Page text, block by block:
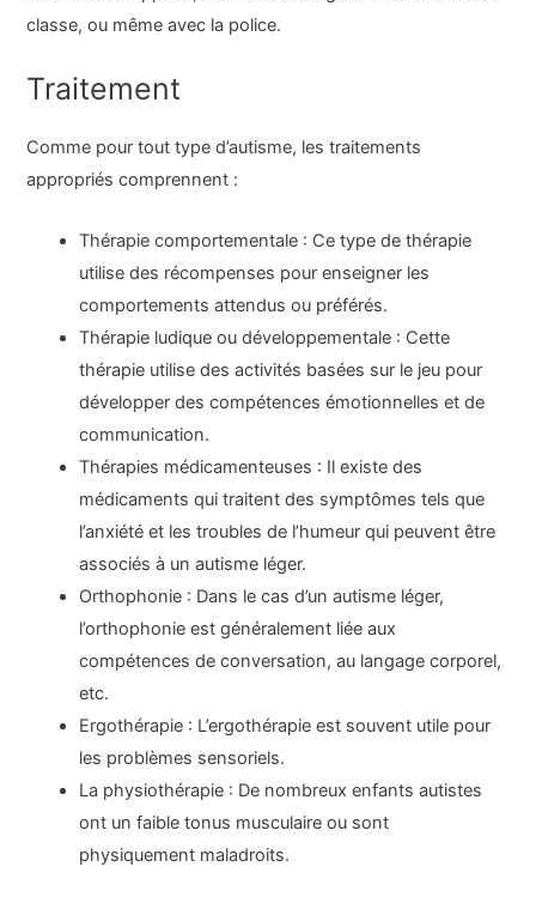
classe, ou même avec la police.
Traitement
Comme pour tout type d’autisme, les traitements
appropriés comprennent :
Thérapie comportementale : Ce type de thérapie
utilise des récompenses pour enseigner les
comportements attendus ou préférés.
Thérapie ludique ou développementale : Cette
thérapie utilise des activités basées sur le jeu pour
développer des compétences émotionnelles et de
communication.
Thérapies médicamenteuses : Il existe des
médicaments qui traitent des symptômes tels que
l’anxiété et les troubles de l’humeur qui peuvent être
associés à un autisme léger.
Orthophonie : Dans le cas d’un autisme léger,
l’orthophonie est généralement liée aux
compétences de conversation, au langage corporel,
etc.
Ergothérapie : L’ergothérapie est souvent utile pour
les problèmes sensoriels.
La physiothérapie : De nombreux enfants autistes
ont un faible tonus musculaire ou sont
physiquement maladroits.